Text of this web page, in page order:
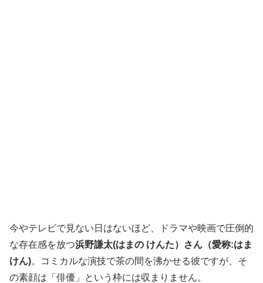
今やテレビで見ない日はないほど、ドラマや映画で圧倒的
な存在感を放つ浜野謙太(はまの けんた）さん（愛称:はま
けん)。コミカルな演技で茶の間を沸かせる彼ですが、そ
の素顔は「俳優」という枠には収まりません。